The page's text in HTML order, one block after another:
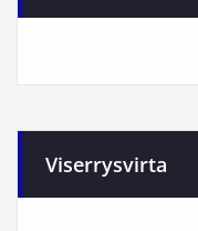
Viserrysvirta